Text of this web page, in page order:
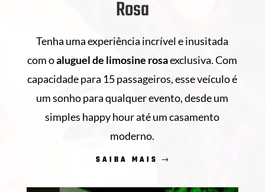
Rosa
Tenha uma experiência incrível e inusitada
com oaluguel de limosine rosaexclusiva. Com
capacidade para 15 passageiros, esse veículo é
um sonho para qualquer evento, desde um
simples happy hour até um casamento
moderno.
SAIBA MAIS